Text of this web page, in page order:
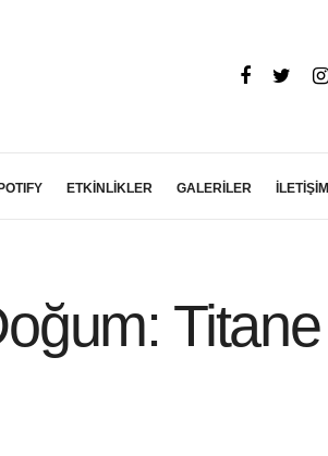
ETKİNLİKLER GALERİLER İLETİŞİM
Titane